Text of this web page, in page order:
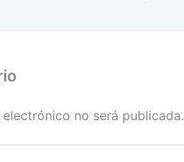
no será publicada.